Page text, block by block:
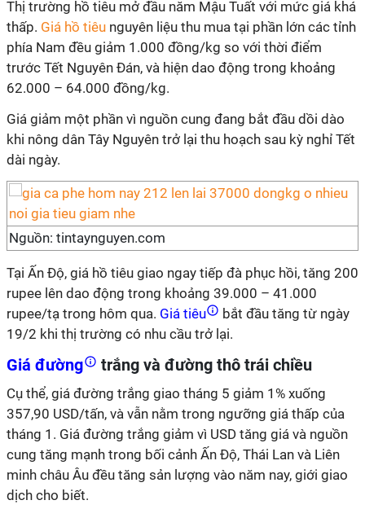
Thị trường hồ tiêu mở đầu năm Mậu Tuất với mức giá khá
thấp. Giá hồ tiêu nguyên liệu thu mua tại phần lớn các tỉnh
phía Nam đều giảm 1.000 đồng/kg so với thời điểm
trước Tết Nguyên Đán, và hiện dao động trong khoảng
62.000 – 64.000 đồng/kg.
Giá giảm một phần vì nguồn cung đang bắt đầu dồi dào
khi nông dân Tây Nguyên trở lại thu hoạch sau kỳ nghỉ Tết
dài ngày.
Nguồn: tintaynguyen.com
Tại Ấn Độ, giá hồ tiêu giao ngay tiếp đà phục hồi, tăng 200
rupee lên dao động trong khoảng 39.000 – 41.000
rupee/tạ trong hôm qua. Giá tiêu
bắt đầu tăng từ ngày
19/2 khi thị trường có nhu cầu trở lại.
Giá đường trắng và đường thô trái chiều
Cụ thể, giá đường trắng giao tháng 5 giảm 1% xuống
357,90 USD/tấn, và vẫn nằm trong ngưỡng giá thấp của
tháng 1. Giá đường trắng giảm vì USD tăng giá và nguồn
cung tăng mạnh trong bối cảnh Ấn Độ, Thái Lan và Liên
minh châu Âu đều tăng sản lượng vào năm nay, giới giao
dịch cho biết.